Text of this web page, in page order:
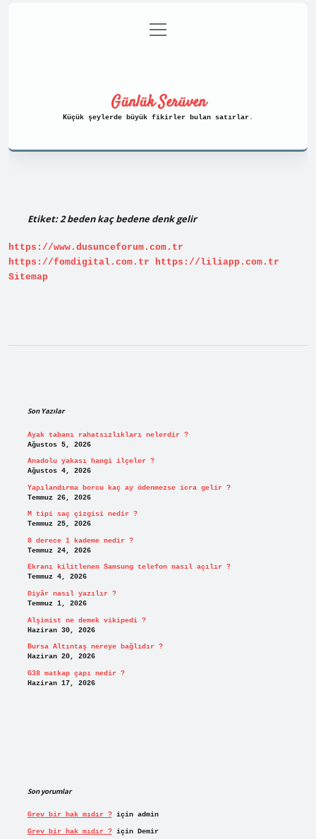
Gizlilik Politikası
menüyü
aç
Günlük Serüven
Küçük şeylerde büyük fikirler bulan satırlar.
Etiket:2 beden kaç bedene denk gelir
https://www.dusunceforum.com.tr
https://fomdigital.com.tr
https://liliapp.com.tr
Sitemap
Son Yazılar
Ayak tabanı rahatsızlıkları nelerdir ?
Ağustos 5, 2026
Anadolu yakası hangi ilçeler ?
Ağustos 4, 2026
Yapılandırma borcu kaç ay ödenmezse icra gelir ?
Temmuz 26, 2026
M tipi saç çizgisi nedir ?
Temmuz 25, 2026
8 derece 1 kademe nedir ?
Temmuz 24, 2026
Ekranı kilitlenen Samsung telefon nasıl açılır ?
Temmuz 4, 2026
Diyâr nasıl yazılır ?
Temmuz 1, 2026
Alşimist ne demek vikipedi ?
Haziran 30, 2026
Bursa Altıntaş nereye bağlıdır ?
Haziran 20, 2026
G38 matkap çapı nedir ?
Haziran 17, 2026
Son yorumlar
Grev bir hak mıdır ?için admin
Grev bir hak mıdır ?için Demir